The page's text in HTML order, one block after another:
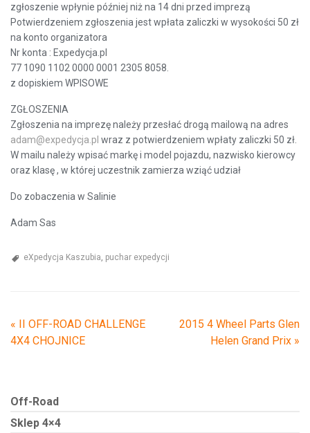
zgłoszenie wpłynie później niż na 14 dni przed imprezą
Potwierdzeniem zgłoszenia jest wpłata zaliczki w wysokości 50 zł
na konto organizatora
Nr konta : Expedycja.pl
77 1090 1102 0000 0001 2305 8058.
z dopiskiem WPISOWE
ZGŁOSZENIA
Zgłoszenia na imprezę należy przesłać drogą mailową na adres
adam@expedycja.pl wraz z potwierdzeniem wpłaty zaliczki 50 zł.
W mailu należy wpisać markę i model pojazdu, nazwisko kierowcy
oraz klasę , w której uczestnik zamierza wziąć udział
Do zobaczenia w Salinie
Adam Sas
eXpedycja Kaszubia puchar expedycji
« II OFF-ROAD CHALLENGE
4X4 CHOJNICE
2015 4 Wheel Parts Glen
Helen Grand Prix »
Off-Road
Sklep 4×4